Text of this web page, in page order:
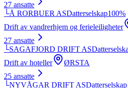
27 ansatte
└Å RORBUER ASDatterselskap100%
Drift av vandrerhjem og ferieleiligheter
27 ansatte
└SAGAFJORD DRIFT AS
Drift av hoteller
ØRSTA
25 ansatte
└NYVÅGAR DRIFT ASDatterselskap